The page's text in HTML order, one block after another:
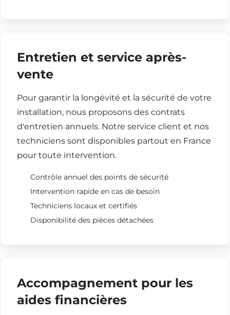
Entretien et service après-
vente
Pour garantir la longévité et la sécurité de votre
installation, nous proposons des contrats
d'entretien annuels. Notre service client et nos
techniciens sont disponibles partout en France
pour toute intervention.
Contrôle annuel des points de sécurité
Intervention rapide en cas de besoin
Techniciens locaux et certifiés
Disponibilité des pièces détachées
Accompagnement pour les
aides financières